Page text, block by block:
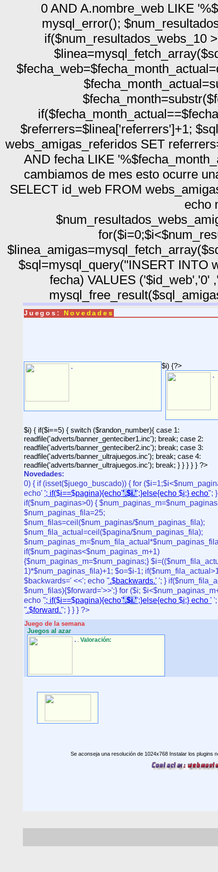
0 AND A.nombre_web LIKE
mysql_error();
if($num_resultados_webs_10
$referrers=$linea['referrers']+1;
webs_amigas_referidos SET
AND fecha LIKE
cambiamos de mes esto ocurre
SELECT id_web FROM
echo
$sql=mysql_query("INSERT INTO
fecha) VALUES ('$id_web','0'
Juegos: Novedades
. $i) {?>
.
$i) { if($i==5) { switch ($randon_number){ case 1:
readfile('adverts/banner_genteciber1.inc'); break; case 2:
readfile('adverts/banner_genteciber2.inc'); break; case 3:
readfile('adverts/banner_ultrajuegos.inc'); break; case 4:
readfile('adverts/banner_ultrajuegos.inc'); break; } } } } } ?>
Novedades:
0) { if (isset($juego_buscado)) { for
echo' '; if($i==$pagina){echo''.$i.'';}else{echo $i;} echo'';
if($num_paginas>0) {
$num_paginas_fila=25;
$num_filas=ceil($num_paginas/$num_paginas_fila);
$num_fila_actual=ceil($pagina/$num_paginas_fila);
if($num_paginas<$num_paginas_m+1)
{$num_paginas_m=$num_paginas;}
1)*$num_paginas_fila)+1; $o=$i-1;
$backwards=' <<'; echo ''.$backwards.' '; }
$num_filas){$forward='>>';} for ($i;
echo ''; if($i==$pagina){echo''.$i.'';}else{echo $i;} echo '
''.$forward.''; } } } ?>
Juego de la semana
Juegos al azar
. . Valoración:
Se aconseja una resolución de 1024x768 Instalar los plugins